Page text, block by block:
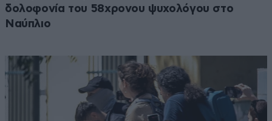
δολοφονία του 58χρονου ψυχολόγου στο
Ναύπλιο